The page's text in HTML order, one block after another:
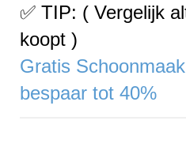
✅ TIP: ( Vergelijk
koopt )
Gratis
bespaar tot 40%